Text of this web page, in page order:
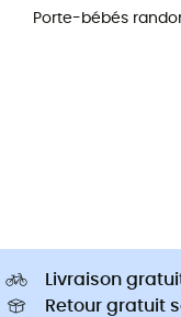
Porte-bébés
Livraison
Retour gratuit